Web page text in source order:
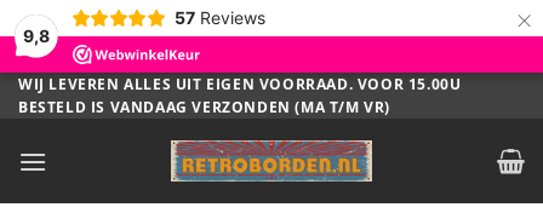
9,8
57 Reviews ×
Ga
naar
WIJ LEVEREN ALLES UIT EIGEN VOORRAAD. VOOR 15.00U
BESTELD IS VANDAAG VERZONDEN (MA T/M VR)